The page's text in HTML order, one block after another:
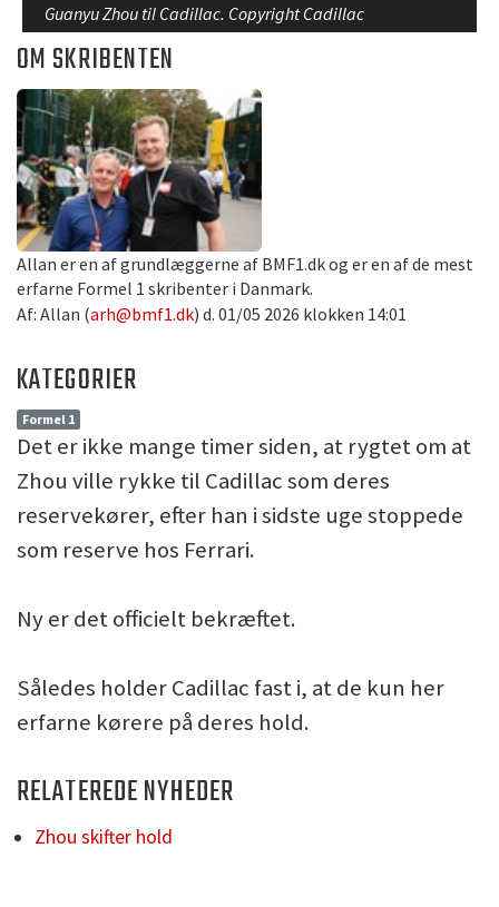
Guanyu Zhou til Cadillac. Copyright Cadillac
OM SKRIBENTEN
Allan er en af grundlæggerne af BMF1.dk og er en af de mest
erfarne Formel 1 skribenter i Danmark.
Af: Allan (arh@bmf1.dk) d. 01/05 2026 klokken 14:01
KATEGORIER
Formel 1
Det er ikke mange timer siden, at rygtet om at
Zhou ville rykke til Cadillac som deres
reservekører, efter han i sidste uge stoppede
som reserve hos Ferrari.
Ny er det officielt bekræftet.
Således holder Cadillac fast i, at de kun her
erfarne kørere på deres hold.
RELATEREDE NYHEDER
Zhou skifter hold